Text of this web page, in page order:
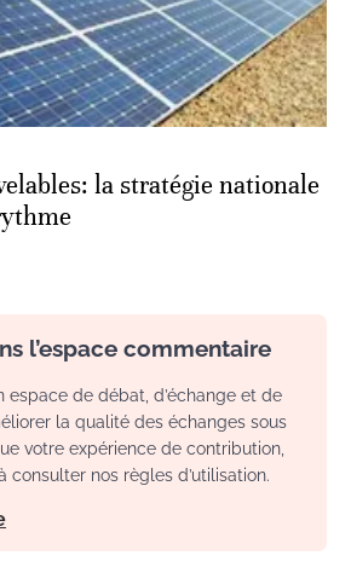
la stratégie nationale
l’espace commentaire
espace de débat, d’échange et de
la qualité des échanges sous
votre expérience de contribution,
consulter nos règles d’utilisation.